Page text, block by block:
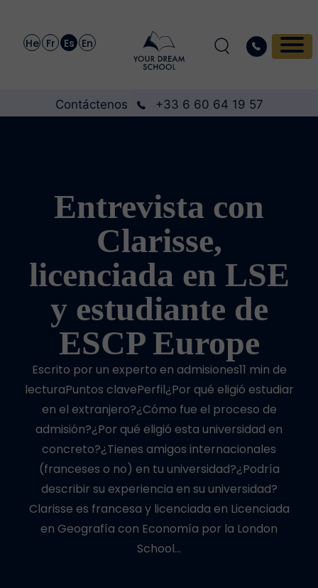
He Fr Es En
Contáctenos +33 6 60 64 19 57
Entrevista con
Clarisse,
licenciada en LSE
y estudiante de
ESCP Europe
Escrito por un experto en admisiones11 min de
lecturaPuntos clavePerfil¿Por qué eligió estudiar
en el extranjero?¿Cómo fue el proceso de
admisión?¿Por qué eligió esta universidad en
concreto?¿Tienes amigos internacionales
(franceses o no) en tu universidad?¿Podría
describir su experiencia en su universidad?
Clarisse es francesa y licenciada en Licenciada
en Geografía con Economía por la London
School…